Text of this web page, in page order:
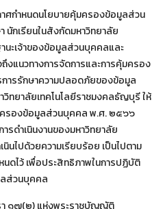
าศกำหนดนโยบายคุ้มครองข้อมูลส่วน
นักเรียนในสังกัดมหาวิทยาลัย
นะเจ้าของข้อมูลส่วนบุคคลและ
งแนวทางการจัดการและการคุ้มครอง
ารรักษาความปลอดภัยของข้อมูล
ทยาลัยเทคโนโลยีราชมงคลธัญบุรี ให้
รองข้อมูลส่วนบุคคล พ.ศ. ๒๕๖๖
รดำเนินงานของมหาวิทยาลัย
นไปด้วยความเรียบร้อย เป็นไปตาม
ดไว้ เพื่อประสิทธิภาพในการปฏิบัติ
ส่วนบุคคล
า ๑๗(๒) แห่งพระราชบัญญัติ
โนโลยีสารสนเทศ
ราชมงคลธัญบุรี
อำเภอคลองหลวง จังหวัด
กร สวส.
อมูลเว็บไซต์